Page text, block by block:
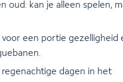
oud: kan je alleen spelen,
een portie gezelligheid
dagen in het